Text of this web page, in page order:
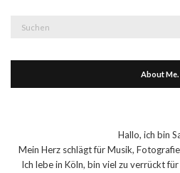
About Me.
Hallo, ich bin
Mein Herz schlägt für Musik,
Ich lebe in Köln, bin viel zu verrückt